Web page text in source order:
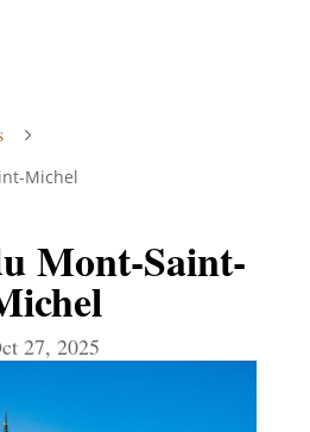
5
Michel
Mont-Saint-
27, 2025